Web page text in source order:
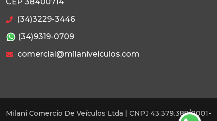
(34)3229-3446
(34)9319-0709
comercial@milaniveiculos.com
Milani Comercio De Veículos Ltda | CNPJ 43.379.388/0001-